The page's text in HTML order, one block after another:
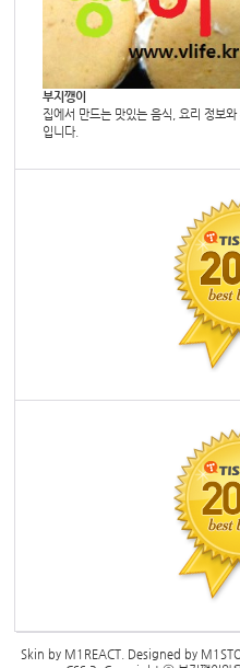
부지깽이
집에서 만드는 맛있는 음식, 요리 정보
입니다.
Skin by M1REACT . Designed by